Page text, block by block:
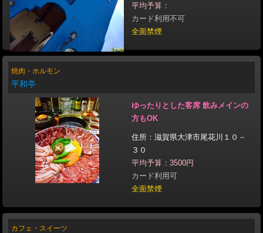
平均予算：
カード利用不可
全面禁煙
焼肉・ホルモン
平和亭
ゆったりとした客席 飲みメインの
方もOK
住所：滋賀県大津市尾花川１０－
３０
平均予算：3500円
カード利用可
全面禁煙
カフェ・スイーツ